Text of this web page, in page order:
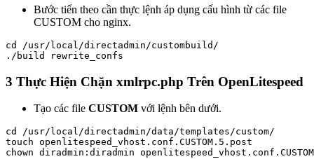
Bước tiến theo cần thực lệnh áp dụng cấu hình từ các file
CUSTOM cho nginx.
cd /usr/local/directadmin/custombuild/
./build rewrite_confs
3 Thực Hiện Chặn xmlrpc.php Trên OpenLitespeed
Tạo các file CUSTOM với lệnh bên dưới.
cd /usr/local/directadmin/data/templates/custom/
touch openlitespeed_vhost.conf.CUSTOM.5.post
chown diradmin:diradmin